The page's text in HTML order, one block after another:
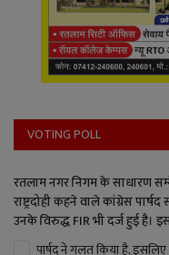
VOTING POLL
रतलाम नगर निगम के साधारण
राष्ट्रदोही कहने वाले कांग्रेस
उनके विरुद्ध FIR भी दर्ज हुई है।
पार्षद ने गलत किया है, इसलिए